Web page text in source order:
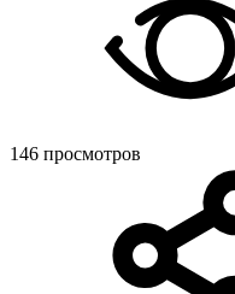
146 просмотров